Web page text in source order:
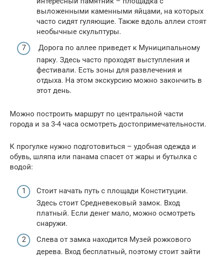
выложенными каменными яйцами, на которых
часто сидят гуляющие. Также вдоль аллеи стоят
необычные скульптуры.
Дорога по аллее приведет к Муниципальному
парку. Здесь часто проходят выступления и
фестивали. Есть зоны для развлечения и
отдыха. На этом экскурсию можно закончить в
этот день.
Можно построить маршрут по центральной части
города и за 3-4 часа осмотреть достопримечательности.
К прогулке нужно подготовиться – удобная одежда и
обувь, шляпа или панама спасет от жары и бутылка с
водой:
Стоит начать путь с площади Конституции.
Здесь стоит Средневековый замок. Вход
платный. Если денег мало, можно осмотреть
снаружи.
Слева от замка находится Музей рожкового
дерева. Вход бесплатный, поэтому стоит зайти